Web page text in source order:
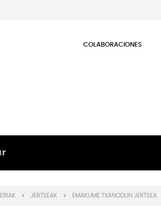
COLABORACIONES
JERTSEAK EMAKUME TXANODUN JERTSEA